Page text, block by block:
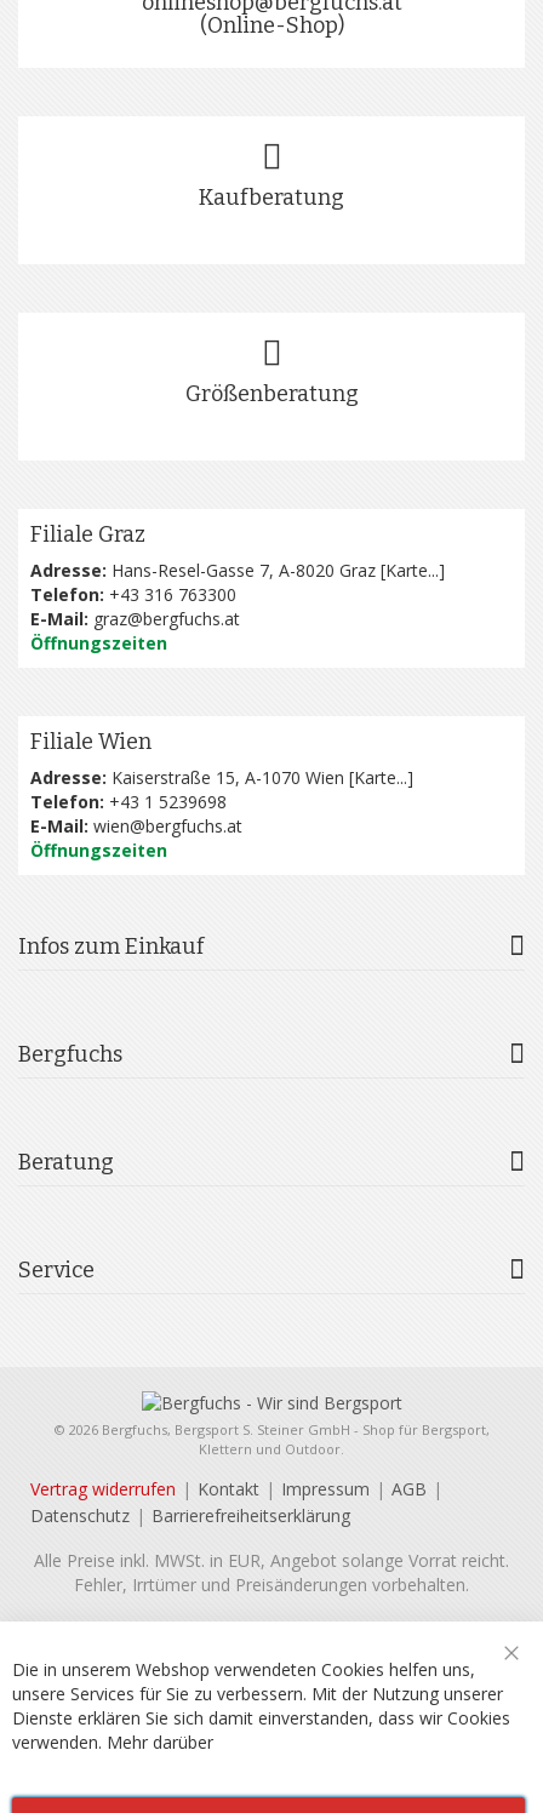
(Online-Shop)
Kaufberatung
Größenberatung
Filiale Graz
Adresse: Hans-Resel-Gasse 7, A-8020 Graz [Karte...]
Telefon: +43 316 763300
E-Mail: graz@bergfuchs.at
Öffnungszeiten
Filiale Wien
Adresse: Kaiserstraße 15, A-1070 Wien [Karte...]
Telefon: +43 1 5239698
E-Mail: wien@bergfuchs.at
Öffnungszeiten
Infos zum Einkauf
Bergfuchs
Beratung
Service
© 2026 Bergfuchs, Bergsport S. Steiner GmbH - Shop für Bergsport,
Klettern und Outdoor.
Vertrag widerrufen Kontakt Impressum
AGB
Datenschutz
Barrierefreiheitserklärung
Alle Preise inkl. MWSt. in EUR, Angebot solange Vorrat reicht.
Fehler, Irrtümer und Preisänderungen vorbehalten.
Die in unserem Webshop verwendeten Cookies helfen uns,
unsere Services für Sie zu verbessern. Mit der Nutzung unserer
Dienste erklären Sie sich damit einverstanden, dass wir Cookies
verwenden. Mehr darüber